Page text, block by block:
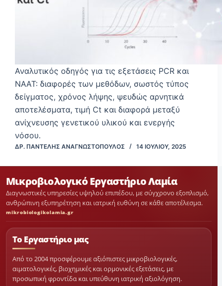
Αναλυτικός οδηγός για τις εξετάσεις PCR και
NAAT: διαφορές των μεθόδων, σωστός τύπος
δείγματος, χρόνος λήψης, ψευδώς αρνητικά
αποτελέσματα, τιμή Ct και διαφορά μεταξύ
ανίχνευσης γενετικού υλικού και ενεργής
νόσου.
ΔΡ. ΠΑΝΤΕΛΉΣ ΑΝΑΓΝΩΣΤΌΠΟΥΛΟΣ 14 ΙΟΥΛΊΟΥ, 2025
Μικροβιολογικό Εργαστήριο Λαμία
Διαγνωστικές υπηρεσίες υψηλού επιπέδου, με σύγχρονο εξοπλισμό,
ανθρώπινη εξυπηρέτηση και ιατρική ευθύνη σε κάθε αποτέλεσμα.
mikrobiologikolamia.gr
Το Εργαστήριο μας
Από το 2004 προσφέρουμε αξιόπιστες μικροβιολογικές,
αιματολογικές, βιοχημικές και ορμονικές εξετάσεις, με
προσωπική φροντίδα και υπεύθυνη ιατρική αξιολόγηση.